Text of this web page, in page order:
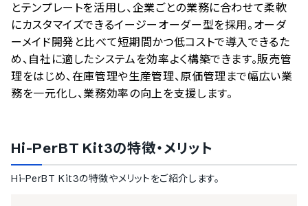
とテンプレートを活用し、企業ごとの業務に合わせて柔軟
にカスタマイズできるイージーオーダー型を採用。オーダ
ーメイド開発と比べて短期間かつ低コストで導入できるた
め、自社に適したシステムを効率よく構築できます。販売管
理をはじめ、在庫管理や生産管理、原価管理まで幅広い業
務を一元化し、業務効率の向上を支援します。
Hi-PerBT Kit3の特徴・メリット
Hi-PerBT Kit3の特徴やメリットをご紹介します。